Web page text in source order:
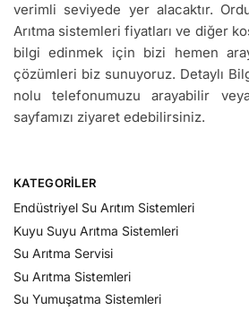
verimli seviyede yer alacaktır.
Arıtma sistemleri fiyatları ve diğer
bilgi edinmek için bizi hemen
çözümleri biz sunuyoruz. Detaylı
nolu telefonumuzu arayabilir
sayfamızı ziyaret edebilirsiniz.
KATEGORILER
Endüstriyel Su Arıtım Sistemleri
Kuyu Suyu Arıtma Sistemleri
Su Arıtma Servisi
Su Arıtma Sistemleri
Su Yumuşatma Sistemleri